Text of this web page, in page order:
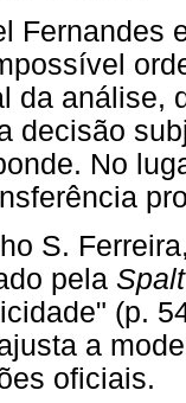
Fernandes
da análise,
decisão
No
S.
pela
(p.
a
oficiais.